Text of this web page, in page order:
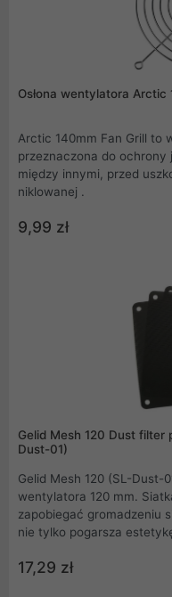
Osłona wentylatora Arctic
Arctic 140mm Fan Grill to
przeznaczona do ochrony
między innymi, przed
niklowanej .
9,99 zł
Gelid Mesh 120 Dust
Dust-01)
Gelid Mesh 120 (SL-Dust-
wentylatora 120 mm.
zapobiegać gromadzeniu
nie tylko pogarsza
chłodzenia, a także
elektrycznej i
17,29 zł